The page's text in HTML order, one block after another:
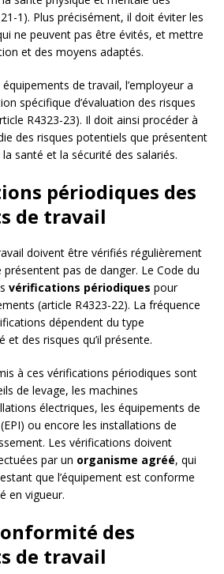
1). Plus précisément, il doit éviter les
ne peuvent pas être évités, et mettre
et des moyens adaptés.
de travail, l’employeur a
spécifique d’évaluation des risques
R4323-23). Il doit ainsi procéder à
des risques potentiels que présentent
santé et la sécurité des salariés.
périodiques des
de travail
doivent être vérifiés régulièrement
présentent pas de danger. Le Code du
vérifications périodiques pour
(article R4323-22). La fréquence
dépendent du type
et des risques qu’il présente.
à ces vérifications périodiques sont
de levage, les machines
électriques, les équipements de
ou encore les installations de
Les vérifications doivent
par un organisme agréé, qui
que l’équipement est conforme
en vigueur.
des
de travail